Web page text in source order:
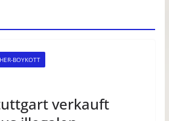
BOYKOTT
verkauft